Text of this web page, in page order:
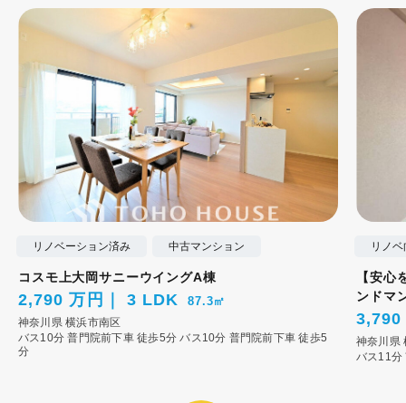
リノベーション済み 中古マンション
コスモ上大岡サニーウイングA棟
2,790 万円 3 LDK 87.3㎡
神奈川県 横浜市南区
バス10分 普門院前下車 徒歩5分 バス10分 普門院前下車 徒歩5
分
リノ
【安心
ンドマ
3,790
神奈川県
バス11